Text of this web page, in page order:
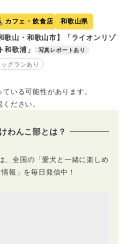
カフェ・飲食店 和歌山県
歌山・和歌山市】「ライオンリゾ
和歌浦」
写真レポートあり
ッグランあり
いる可能性があります。
ださい。
わんこ部とは？
、全国の「愛犬と一緒に楽しめ
報」を毎日発信中！